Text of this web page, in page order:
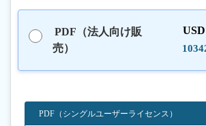
PDF（法人向け販
売）
PDF（シングルユーザーライセンス）